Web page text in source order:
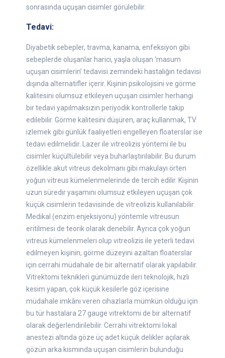
sonrasında uçuşan cisimler görülebilir.
Tedavi:
Diyabetik sebepler, travma, kanama, enfeksiyon gibi
sebeplerde oluşanlar harici, yaşla oluşan ‘masum
uçuşan cisimlerin’ tedavisi zemindeki hastalığın tedavisi
dışında alternatifler içerir. Kişinin psikolojisini ve görme
kalitesini olumsuz etkileyen uçuşan cisimler herhangi
bir tedavi yapılmaksızın periyodik kontrollerle takip
edilebilir. Görme kalitesini düşüren, araç kullanmak, TV
izlemek gibi günlük faaliyetleri engelleyen floaterslar ise
tedavi edilmelidir. Lazer ile vitreolizis yöntemi ile bu
cisimler küçültülebilir veya buharlaştırılabilir. Bu durum
özellikle akut vitreus dekolmanı gibi makulayı örten
yoğun vitreus kümelenmelerinde de tercih edilir. Kişinin
uzun süredir yaşamını olumsuz etkileyen uçuşan çok
küçük cisimlerin tedavisinde de vitreolizis kullanılabilir.
Medikal (enzim enjeksiyonu) yöntemle vitreusun
eritilmesi de teorik olarak denebilir. Ayrıca çok yoğun
vitreus kümelenmeleri olup vitreolizis ile yeterli tedavi
edilmeyen kişinin, görme düzeyini azaltan floaterslar
için cerrahi müdahale de bir alternatif olarak yapılabilir.
Vitrektomi teknikleri günümüzde ileri teknolojik, hızlı
kesim yapan, çok küçük kesilerle göz içerisine
müdahale imkânı veren cihazlarla mümkün olduğu için
bu tür hastalara 27 gauge vitrektomi de bir alternatif
olarak değerlendirilebilir. Cerrahi vitrektomi lokal
anestezi altında göze üç adet küçük delikler açılarak
gözün arka kısmında uçuşan cisimlerin bulunduğu